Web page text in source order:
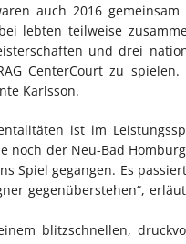
auch 2016
lebten teilweise
und drei
CenterCourt zu
Karlsson.
ist im
noch der Neu-Bad
Spiel gegangen. Es
gegenüberstehen“,
blitzschnellen,